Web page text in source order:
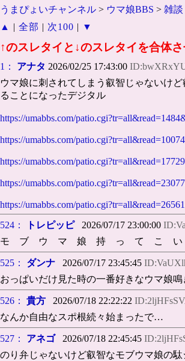
うまぴょいチャンネル > ウマ娘BBS > 雑談
▲
| 全部 | 次100 | ▼
↑のスレタイと↓のスレタイを合体
1： アナタ 2026/02/25 17:43:00
ウマ娘に刺されてしまう叡智じゃないけ
ることになったデジタル
https://umabbs.com/
https://umabbs.com/
https://umabbs.com/
https://umabbs.com/
https://umabbs.com/
524：
トレピッピ2026/07/17 23:00:00
モ ブ ウ マ 娘 持 っ て こ い
525： ダンナ 2026/07/17 23:45:45
おっぱいだけ見た時の一番好きなウマ娘鳴
526： 貴方 2026/07/18 22:22:22
なんか自由なスポ根続々始まったで…
527： アネゴ2026/07/18 22:45:45
のり弁じゃないけど叡智なモブウマ娘の駄